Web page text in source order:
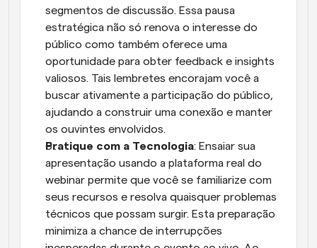
segmentos de discussão. Essa pausa
estratégica não só renova o interesse do
público como também oferece uma
oportunidade para obter feedback e insights
valiosos. Tais lembretes encorajam você a
buscar ativamente a participação do público,
ajudando a construir uma conexão e manter
os ouvintes envolvidos.
Pratique com a Tecnologia: Ensaiar sua
apresentação usando a plataforma real do
webinar permite que você se familiarize com
seus recursos e resolva quaisquer problemas
técnicos que possam surgir. Esta preparação
minimiza a chance de interrupções